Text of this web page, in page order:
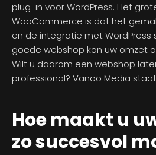
plug-in voor WordPress. Het
WooCommerce is dat het
en de integratie met WordPress
goede webshop kan uw omzet
Wilt u daarom een webshop
professional? Vanoo Media
Hoe maakt u
zo succesvol